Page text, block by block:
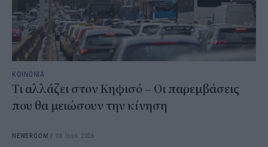
ΚΟΙΝΩΝΙΑ
Τι αλλάζει στον Κηφισό – Οι παρεμβάσεις
που θα μειώσουν την κίνηση
NEWSROOM / 08 Ιουλ 2026